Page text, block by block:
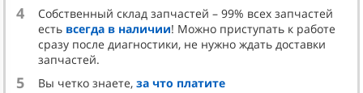
попадание воды в гидроусилитель при
неосторожной езде по залитой водой дороге;
механический удар по месторасположению ГУР в
бампере автомобиля;
допущенные ошибки инсталляции при
4
Собственный склад запчастей – 99% всех запчастей
есть всегда в наличии! Можно приступать к работе
сразу после диагностики, не нужно ждать доставки
запчастей.
5 Вы четко знаете,за что платите